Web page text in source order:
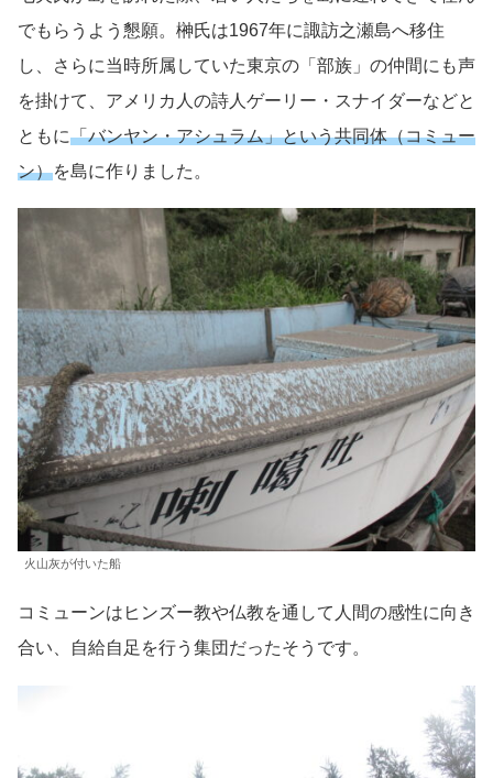
でもらうよう懇願。榊氏は1967年に諏訪之瀬島へ移住
し、さらに当時所属していた東京の「部族」の仲間にも声
を掛けて、アメリカ人の詩人ゲーリー・スナイダーなどと
ともに「バンヤン・アシュラム」という共同体（コミュー
ン）を島に作りました。
火山灰が付いた船
コミューンはヒンズー教や仏教を通して人間の感性に向き
合い、自給自足を行う集団だったそうです。